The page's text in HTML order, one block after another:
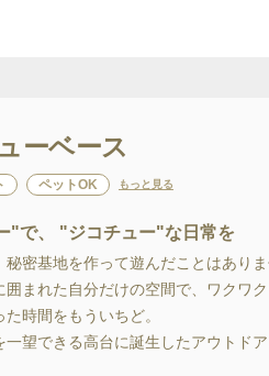
ーベース
ペットOK もっと見る
"で、 "ジコチュー"な日常を
秘密基地を作って遊んだことはありま
囲まれた自分だけの空間で、ワクワ
時間をもういちど。
一望できる高台に誕生したアウトド